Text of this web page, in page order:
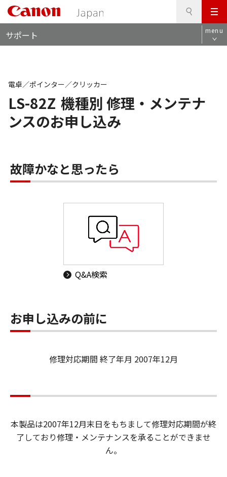
メ
ニ
ュ
サポート menu
LS-82Z 機種別 修理・メンテナ
ンスのお申し込み
電卓／ポインター／クリッカー
故障かなと思ったら
Q&A検索
お申し込みの前に
修理対応期間 終了年月 2007年12月
本製品は2007年12月末日をもちまして修理対応期間が終
了しており修理・メンテナンスを承ることができませ
ん。